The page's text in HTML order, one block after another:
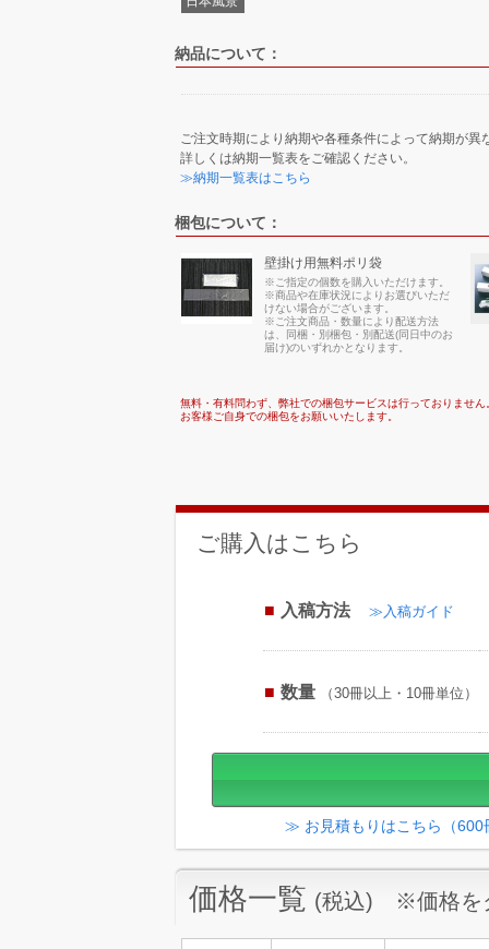
納品について：
ご注文時期により納期や各種条件によって納期が異
詳しくは納期一覧表をご確認ください。
≫納期一覧表はこちら
梱包について：
壁掛け用無料ポリ袋
※ご指定の個数を購入いただけます。
※商品や在庫状況によりお選びいただ
けない場合がございます。
※ご注文商品・数量により配送方法
は、同梱・別梱包・別配送(同日中のお
届け)のいずれかとなります。
無料・有料問わず、弊社での梱包サービスは行っておりません
お客様ご自身での梱包をお願いいたします。
ご購入はこちら
入稿方法 ≫入稿ガイド
数量 （30冊以上・10冊単位）
≫ お見積もりはこちら（600
価格一覧 (税込) ※価格を